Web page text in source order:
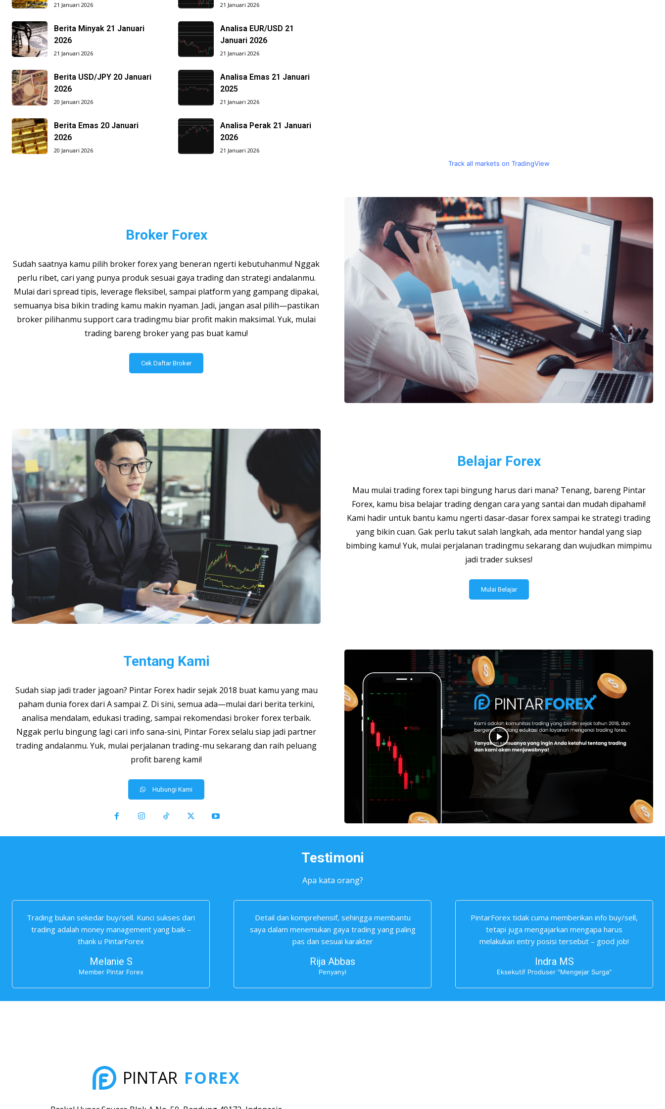
21 Januari 2026
Berita Minyak 21 Januari
2026
21 Januari 2026
Berita USD/JPY 20 Januari
2026
20 Januari 2026
Berita Emas 20 Januari
2026
20 Januari 2026
21 Januari 2026
Analisa EUR/USD 21
Januari 2026
21 Januari 2026
Analisa Emas 21 Januari
2025
21 Januari 2026
Analisa Perak 21 Januari
2026
21 Januari 2026
Track all markets on TradingView
Broker Forex
Sudah saatnya kamu pilih broker forex yang beneran ngerti kebutuhanmu! Nggak
perlu ribet, cari yang punya produk sesuai gaya trading dan strategi andalanmu.
Mulai dari spread tipis, leverage fleksibel, sampai platform yang gampang dipakai,
semuanya bisa bikin trading kamu makin nyaman. Jadi, jangan asal pilih—pastikan
broker pilihanmu support cara tradingmu biar profit makin maksimal. Yuk, mulai
trading bareng broker yang pas buat kamu!
Cek Daftar Broker
Belajar Forex
Mau mulai trading forex tapi bingung harus dari mana? Tenang, bareng Pintar
Forex, kamu bisa belajar trading dengan cara yang santai dan mudah dipahami!
Kami hadir untuk bantu kamu ngerti dasar-dasar forex sampai ke strategi trading
yang bikin cuan. Gak perlu takut salah langkah, ada mentor handal yang siap
bimbing kamu! Yuk, mulai perjalanan tradingmu sekarang dan wujudkan mimpimu
jadi trader sukses!
Mulai Belajar
Tentang Kami
Sudah siap jadi trader jagoan? Pintar Forex hadir sejak 2018 buat kamu yang mau
paham dunia forex dari A sampai Z. Di sini, semua ada—mulai dari berita terkini,
analisa mendalam, edukasi trading, sampai rekomendasi broker forex terbaik.
Nggak perlu bingung lagi cari info sana-sini, Pintar Forex selalu siap jadi partner
trading andalanmu. Yuk, mulai perjalanan trading-mu sekarang dan raih peluang
profit bareng kami!
Hubungi Kami
Testimoni
Apa kata orang?
Trading bukan sekedar buy/sell. Kunci sukses dari
trading adalah money management yang baik –
thank u PintarForex
Melanie S
Member Pintar Forex
Detail dan komprehensif, sehingga membantu
saya dalam menemukan gaya trading yang paling
pas dan sesuai karakter
Rija Abbas
Penyanyi
PintarForex tidak cuma memberikan info buy/sell,
tetapi juga mengajarkan mengapa harus
melakukan entry posisi tersebut – good job!
Indra MS
Eksekutif Produser "Mengejar Surga"
PINTAR FOREX